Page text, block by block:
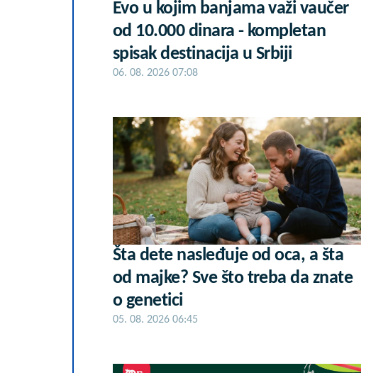
Evo u kojim banjama važi vaučer
od 10.000 dinara - kompletan
spisak destinacija u Srbiji
06. 08. 2026 07:08
Šta dete nasleđuje od oca, a šta
od majke? Sve što treba da znate
o genetici
05. 08. 2026 06:45